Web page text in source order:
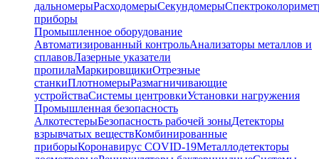
дальномерыРасходомерыСекундомеры
приборы
Промышленное оборудование
Автоматизированный контрольАнализаторы металлов и
сплавовЛазерные указатели
пропилаМаркировщикиОтрезные
станкиПлотномерыРазмагничивающие
устройстваСистемы центровкиУстановки нагружения
Промышленная безопасность
АлкотестерыБезопасность рабочей зоныДетекторы
взрывчатых веществКомбинированные
приборыКоронавирус COVID-19Металлодетекторы